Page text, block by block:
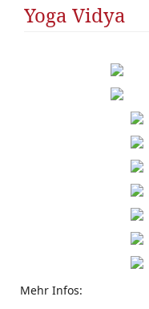
Yoga Vidya
Mehr Infos: